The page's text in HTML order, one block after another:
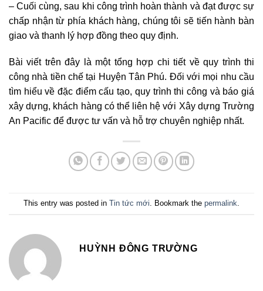
– Cuối cùng, sau khi công trình hoàn thành và đạt được sự
chấp nhận từ phía khách hàng, chúng tôi sẽ tiến hành bàn
giao và thanh lý hợp đồng theo quy định.
Bài viết trên đây là một tổng hợp chi tiết về quy trình thi
công nhà tiền chế tại Huyện Tân Phú. Đối với mọi nhu cầu
tìm hiểu về đặc điểm cấu tạo, quy trình thi công và báo giá
xây dựng, khách hàng có thể liên hệ với Xây dựng Trường
An Pacific để được tư vấn và hỗ trợ chuyên nghiệp nhất.
This entry was posted in Tin tức mới . Bookmark the permalink
HUỲNH ĐÔNG TRƯỜNG